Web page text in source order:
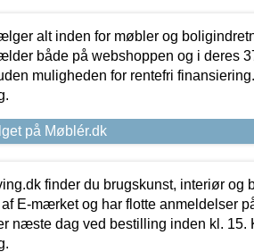
alt inden for møbler og
både på webshoppen og i deres
muligheden for rentefri
på Møblér.dk
finder du brugskunst, interiør og
E-mærket og har flotte anmeldelser
næste dag ved bestilling inden kl. 15.